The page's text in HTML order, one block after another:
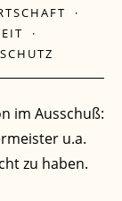
·
·
im Ausschuß:
u.a.
zu haben.